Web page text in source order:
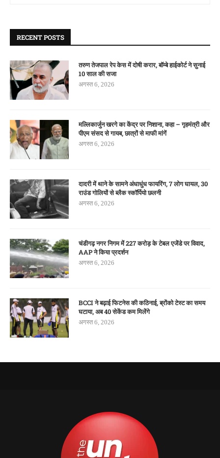
RECENT POSTS
तरुण तेजपाल रेप केस में दोषी करार, बॉम्बे हाईकोर्ट ने सुनाई
10 साल की सजा
अगस्त 6, 2026
मल्लिकार्जुन खरगे का केंद्र पर निशाना, कहा – गृहमंत्री और
पीएम संसद से गायब, छात्रों से माफी मांगें
अगस्त 6, 2026
दादरी में थाने के सामने अंधाधुंध फायरिंग, 7 लोग घायल, 30
राउंड गोलियों से ब्लैक स्कॉर्पियो छलनी
अगस्त 6, 2026
चंडीगढ़ नगर निगम में 227 करोड़ के टेबल एजेंडे पर विवाद,
AAP ने किया प्रदर्शन
अगस्त 6, 2026
BCCI ने बढ़ाई फिटनेस की कठिनाई, ब्रोंको टेस्ट का समय
घटाया, अब 40 सेकेंड कम मिलेंगे
अगस्त 6, 2026